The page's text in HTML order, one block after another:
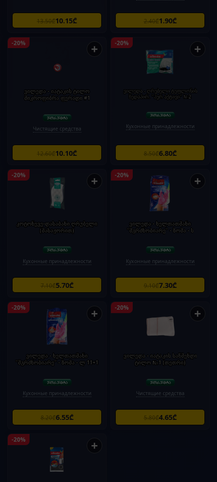
13.50₾10.15₾ 2.40₾1.90₾
-20% +
ვილედა - იატაკის ტილო
მიკროფიბრა ფერადი #1
Чистящие средства
12.60₾10.10₾
-20% +
ვილედა - ღრუბელი ტეფლონის
ზედაპირ. "პურ აქტივი" №2
Кухонные принадлежности
8.50₾6.80₾
-20% +
კოტონევე-დასაბანი ღრუბელი
(მასაჟორით)
Кухонные принадлежности
7.10₾5.70₾
-20% +
ვილედა - ხელთათმანი
"მგრძნობიარე" - ზომა - ს
Кухонные принадлежности
9.10₾7.30₾
-20% +
ვილედა - ხელთათმანი
"მგრძნობიარე" - ზომა - ლ 11+1
Кухонные принадлежности
8.20₾6.55₾
-20% +
ვილედა - იატაკის საწმენდი
ტილო №1 (თეთრი)
Чистящие средства
5.80₾4.65₾
-20% +